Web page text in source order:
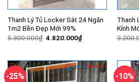
Thanh Lý Tủ Locker Sắt 24 Ngăn
1m2 Bền Đẹp Mới 99%
5.300.000₫ Giá
4.820.000₫Giá
hiện
4.820.000₫.
Thanh
Kính
-25% -10%